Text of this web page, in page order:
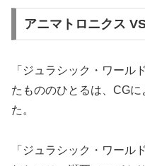
アニマトロニクス
「ジュラシック・ワール
たもののひとるは、CG
た。
「ジュラシック・ワール